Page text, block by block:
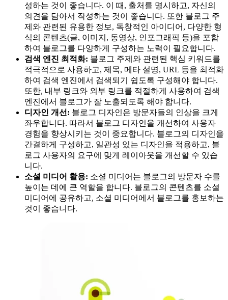
성하는 것이 좋습니다. 이 때, 출처를 명시하고, 자신의
의견을 담아서 작성하는 것이 좋습니다. 또한 블로그 주
제와 관련된 유용한 정보, 독창적인 아이디어, 다양한 형
식의 콘텐츠(글, 이미지, 동영상, 인포그래픽 등)을 포함
하여 블로그를 다양하게 구성하는 노력이 필요합니다.
검색 엔진 최적화: 블로그 주제와 관련된 핵심 키워드를
적극적으로 사용하고, 제목, 메타 설명, URL 등을 최적화
하여 검색 엔진에서 검색되기 쉽도록 구성해야 합니다.
또한, 내부 링크와 외부 링크를 적절하게 사용하여 검색
엔진에서 블로그가 잘 노출되도록 해야 합니다.
디자인 개선: 블로그 디자인은 방문자들의 인상을 크게
좌우합니다. 따라서 블로그 디자인을 개선하여 사용자
경험을 향상시키는 것이 중요합니다. 블로그의 디자인을
간결하게 구성하고, 일관성 있는 디자인을 적용하고, 블
로그 사용자의 요구에 맞게 레이아웃을 개선할 수 있습
니다.
소셜 미디어 활용: 소셜 미디어는 블로그의 방문자 수를
높이는 데에 큰 역할을 합니다. 블로그의 콘텐츠를 소셜
미디어에 공유하고, 소셜 미디어에서 블로그를 홍보하는
것이 좋습니다.